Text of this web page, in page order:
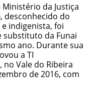
da Justiça
desconhecido do
indigenista, foi
substituto da Funai
ano. Durante sua
a TI
Vale do Ribeira
de 2016, com